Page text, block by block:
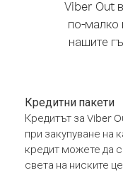
Viber Out
по-малко
нашите
Кредитни пакети
Кредитът за Viber
при закупуване на
кредит можете да
света на ниските